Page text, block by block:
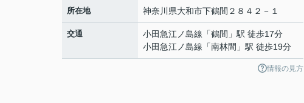
所在地 神奈川県大和市下鶴間 ２８４２－１
交通 小田急江ノ島線 「鶴間 」駅 徒歩17分
小田急江ノ島線 「南林間 」駅 徒歩19分
情報の見方